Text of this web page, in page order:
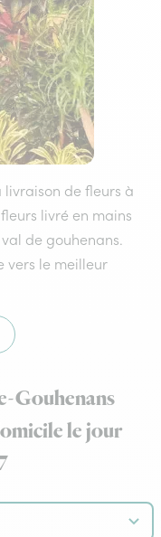
livraison de fleurs à
livré en mains
de gouhenans.
vers le meilleur
Gouhenans
le jour